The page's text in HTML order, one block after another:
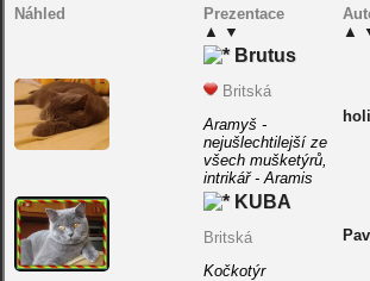
Náhled
Prezentace
▲ ▼
▲
Brutus
Britská
Aramyš -
nejušlechtilejší ze
všech mušketýrů,
intrikář - Aramis
KUBA
Britská
Kočkotýr